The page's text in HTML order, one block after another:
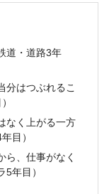
道・道路3年
分はつぶれるこ
なく上がる一方
目）
ら、仕事がなく
年目）